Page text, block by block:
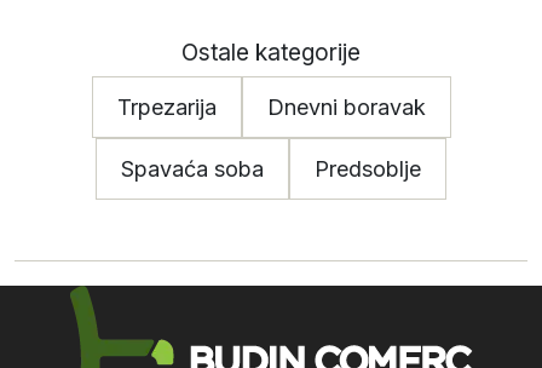
Ostale kategorije
Trpezarija Dnevni boravak
Spavaća soba Predsoblje